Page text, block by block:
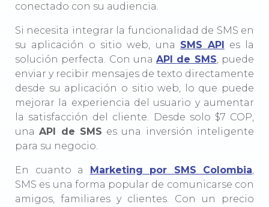
conectado con su audiencia.
Si necesita integrar la funcionalidad de SMS en
su aplicación o sitio web, una SMS API
es la
solución perfecta. Con unaAPI de SMS, puede
enviar y recibir mensajes de texto directamente
desde su aplicación o sitio web, lo que puede
mejorar la experiencia del usuario y aumentar
la satisfacción del cliente. Desde solo $7 COP,
unaAPI de SMS es una inversión inteligente
para su negocio.
En cuanto a Marketing por SMS Colombia,
SMS es una forma popular de comunicarse con
amigos, familiares y clientes. Con un precio